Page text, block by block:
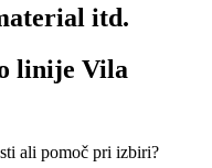
itd.
linije Vila
ali pomoč pri izbiri?